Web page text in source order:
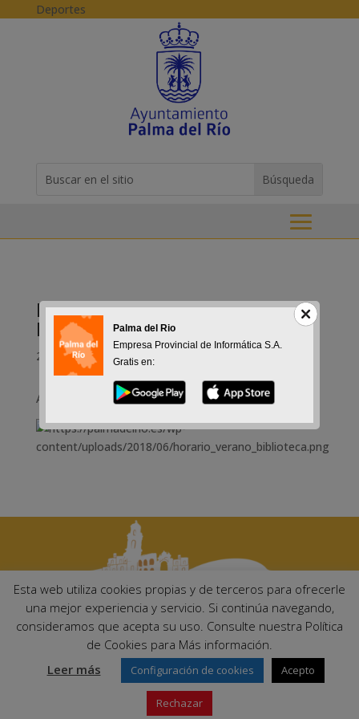
Skip to content
Deportes
for...
Horario de verano de la
Biblioteca Municipal
20-06-2018
A partir del 25 junio 2018
Ayuntamiento de Palma del Río. Plaza Mayor de Andalucía, 1 C.P:
14700 – Palma del Río (Córdoba)
Email:
ayuntamiento@palmadelrio.es
Teléfono: 957 71 02 44 | Fax: 957 64 47 39
Esta web utiliza cookies propias y de terceros para ofrecerle
una mejor experiencia y servicio. Si continúa navegando,
consideramos que acepta su uso. Consulte nuestra Política
de Cookies para Más información.
Leer más
Configuración de cookies Acepto
Rechazar
Palma del Rio
Empresa Provincial de Informática S.A.
Gratis en: